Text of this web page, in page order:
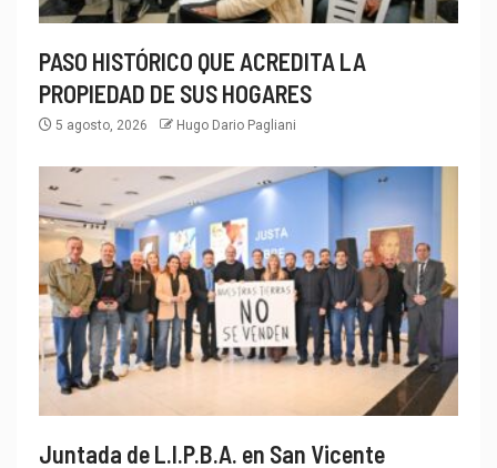
PASO HISTÓRICO QUE ACREDITA LA
PROPIEDAD DE SUS HOGARES
5 agosto, 2026 Hugo Dario Pagliani
Juntada de L.I.P.B.A. en San Vicente